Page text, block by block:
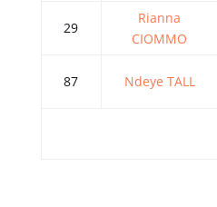
29
Rianna
CIOMMO
87 Ndeye TALL